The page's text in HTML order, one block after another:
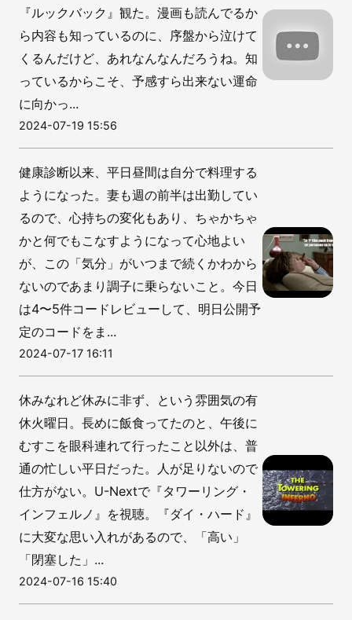
『ルックバック』観た。漫画も読んでるか
ら内容も知っているのに、序盤から泣けて
くるんだけど、あれなんなんだろうね。知
っているからこそ、予感すら出来ない運命
に向かっ...
2024-07-19 15:56
健康診断以来、平日昼間は自分で料理する
ようになった。妻も週の前半は出勤してい
るので、心持ちの変化もあり、ちゃかちゃ
かと何でもこなすようになって心地よい
が、この「気分」がいつまで続くかわから
ないのであまり調子に乗らないこと。今日
は4〜5件コードレビューして、明日公開予
定のコードをま...
2024-07-17 16:11
休みなれど休みに非ず、という雰囲気の有
休火曜日。長めに飯食ってたのと、午後に
むすこを眼科連れて行ったこと以外は、普
通の忙しい平日だった。人が足りないので
仕方がない。U-Nextで『タワーリング・
インフェルノ』を視聴。『ダイ・ハード』
に大変な思い入れがあるので、「高い」
「閉塞した」...
2024-07-16 15:40